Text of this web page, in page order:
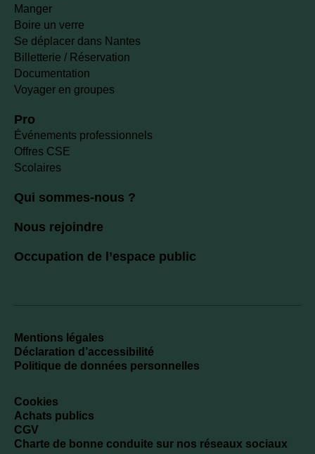
Manger
Boire un verre
Se déplacer dans Nantes
Billetterie / Réservation
Documentation
Voyager en groupes
Pro
Événements professionnels
Offres CSE
Scolaires
Qui sommes-nous ?
Nous rejoindre
Occupation de l’espace public
Mentions légales
Déclaration d’accessibilité
Politique de données personnelles
Cookies
Achats publics
CGV
Charte de bonne conduite sur nos réseaux sociaux